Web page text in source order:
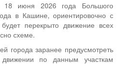
18 июня 2026 года Большого
в Кашине, ориентировочно с
перекрыто движение всех
схеме.
города заранее предусмотреть
по данным участкам